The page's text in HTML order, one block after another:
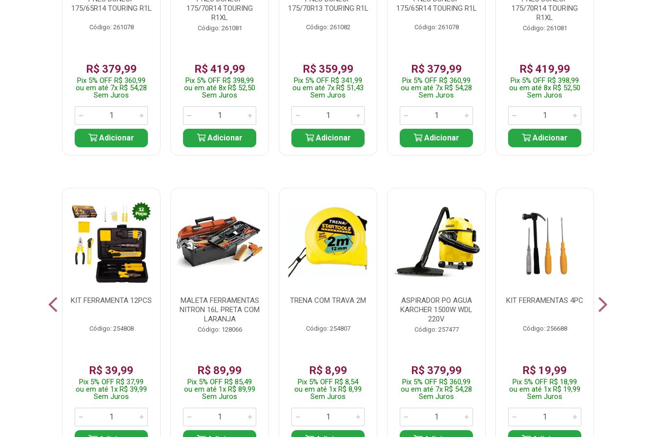
175/65R14 TOURING R1L
Código: 261078
R$ 379,99
Pix 5% OFF R$ 360,99
ou em até 7x R$ 54,28
Sem Juros
Adicionar
175/70R14 TOURING
R1XL
Código: 261081
R$ 419,99
Pix 5% OFF R$ 398,99
ou em até 8x R$ 52,50
Sem Juros
Adicionar
175/70R13 TOURING R1L
Código: 261082
R$ 359,99
Pix 5% OFF R$ 341,99
ou em até 7x R$ 51,43
Sem Juros
Adicionar
175/65R14 TOURING R1L
Código: 261078
R$ 379,99
Pix 5% OFF R$ 360,99
ou em até 7x R$ 54,28
Sem Juros
Adicionar
175/70R14 TOURING
R1XL
Código: 261081
R$ 419,99
Pix 5% OFF R$ 398,99
ou em até 8x R$ 52,50
Sem Juros
Adicionar
KIT FERRAMENTA 12PCS
Código: 254808
R$ 39,99
Pix 5% OFF R$ 37,99
ou em até 1x R$ 39,99
Sem Juros
MALETA FERRAMENTAS
NITRON 16L PRETA COM
LARANJA
Código: 128066
R$ 89,99
Pix 5% OFF R$ 85,49
ou em até 1x R$ 89,99
Sem Juros
TRENA COM TRAVA 2M
Código: 254807
R$ 8,99
Pix 5% OFF R$ 8,54
ou em até 1x R$ 8,99
Sem Juros
ASPIRADOR PO AGUA
KARCHER 1500W WDL
220V
Código: 257477
R$ 379,99
Pix 5% OFF R$ 360,99
ou em até 7x R$ 54,28
Sem Juros
KIT FERRAMENTAS 4PC
Código: 256688
R$ 19,99
Pix 5% OFF R$ 18,99
ou em até 1x R$ 19,99
Sem Juros